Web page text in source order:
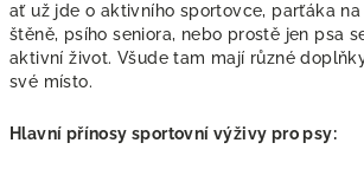
ať už jde o aktivního sportovce, parťáka
štěně, psího seniora, nebo prostě jen psa
aktivní život. Všude tam mají různé
své místo.
Hlavní přínosy sportovní výživy pro psy: